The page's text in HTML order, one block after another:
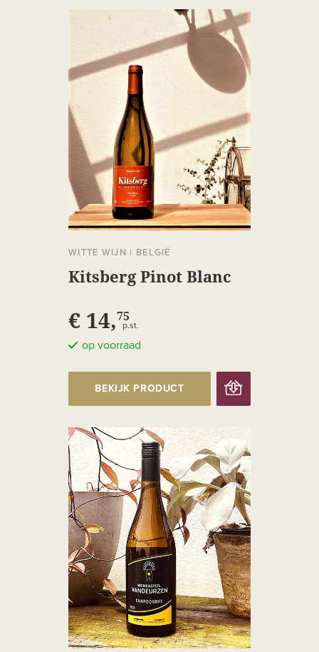
WITTE WIJN | BELGIË
Kitsberg Pinot Blanc
€ 14,75
p.st.
op voorraad
BEKIJK PRODUCT